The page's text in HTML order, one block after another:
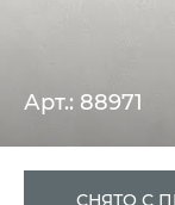
Арт.: 88971
СНЯТО С